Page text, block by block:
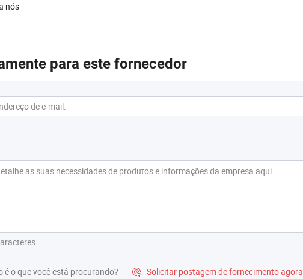
nós
para este fornecedor
é o que você está procurando?  Solicitar postagem de fornecimento agora